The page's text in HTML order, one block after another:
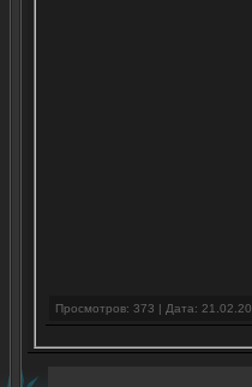
Просмотров: 373 | Дата: